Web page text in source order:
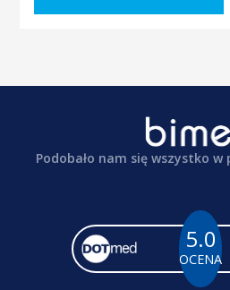
Podobało nam się wszystko
5.0
OCENA